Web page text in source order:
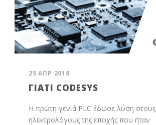
25 ΑΠΡ 2018
ΓΙΑΤΊ CODESYS
Η πρώτη γενιά PLC έδωσε λύση στους
ηλεκτρολόγους της εποχής που ήταν